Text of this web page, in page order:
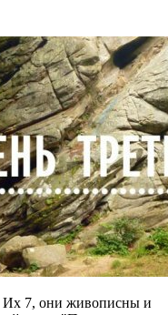
Их 7, они живописны и